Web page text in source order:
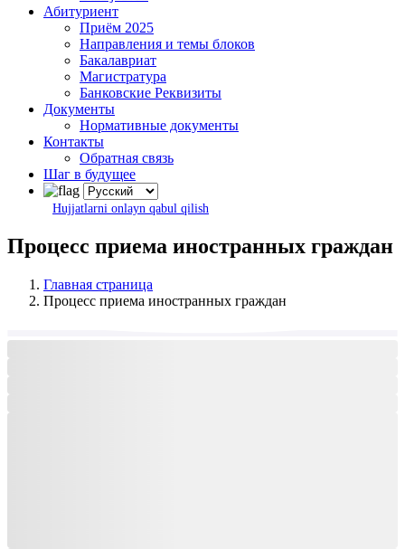
Абитуриент
Приём 2025
Направления и темы блоков
Бакалавриат
Магистратура
Банковские Реквизиты
Документы
Нормативные документы
Контакты
Обратная связь
Шаг в будущее
Hujjatlarni onlayn qabul qilish
Процесс приема иностранных граждан
Главная страница
Процесс приема иностранных граждан